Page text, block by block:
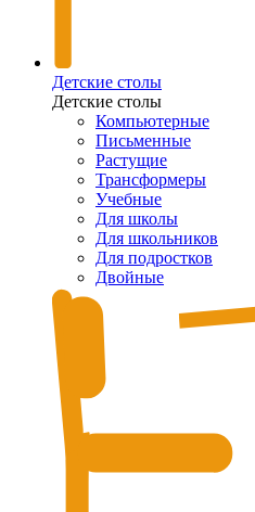
Детские столы
Детские столы
Компьютерные
Письменные
Растущие
Трансформеры
Учебные
Для школы
Для школьников
Для подростков
Двойные